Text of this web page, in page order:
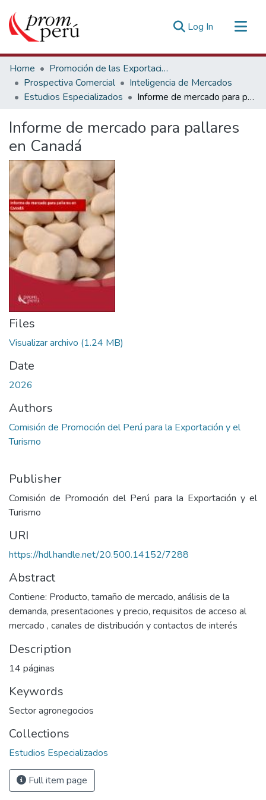
Log In (current)
Communities & Collections
All of DSpace
Statistics
Home
Promoción de las Exportaciones
Prospectiva Comercial
Inteligencia de Mercados
Estudios Especializados
Informe de mercado para pallares en Canadá
Informe de mercado para pallares
en Canadá
Files
Visualizar archivo (1.24 MB)
Date
2026
Authors
Comisión de Promoción del Perú para la Exportación y el
Turismo
Publisher
Comisión de Promoción del Perú para la Exportación y el
Turismo
URI
https://hdl.handle.net/20.500.14152/7288
Abstract
Contiene: Producto, tamaño de mercado, análisis de la
demanda, presentaciones y precio, requisitos de acceso al
mercado , canales de distribución y contactos de interés
Description
14 páginas
Keywords
Sector agronegocios
Collections
Estudios Especializados
Full item page